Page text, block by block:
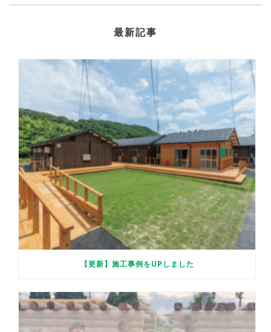
最新記事
【更新】施工事例をUPしました